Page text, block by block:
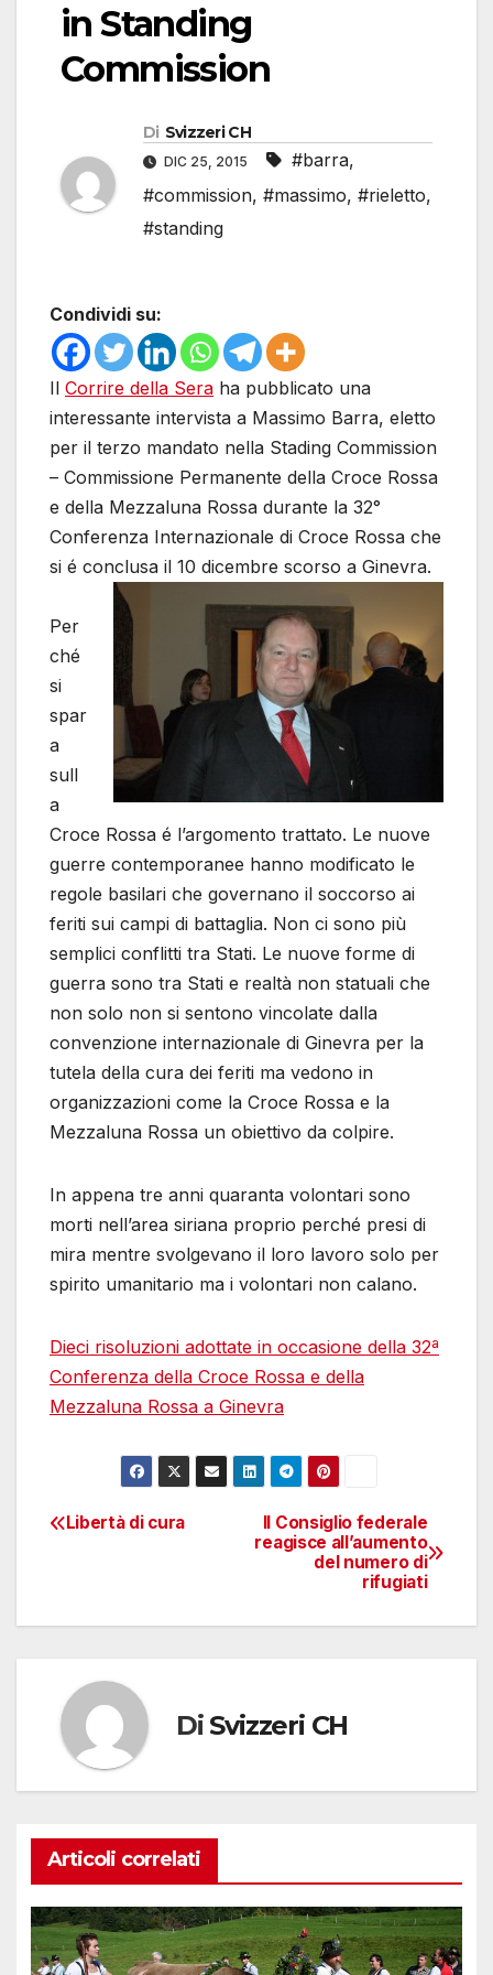
in Standing
Commission
Di Svizzeri CH
DIC 25, 2015 #barra,
#commission, #massimo, #rieletto,
#standing
Condividi su:
Il Corrire della Sera ha pubblicato una
interessante intervista a Massimo Barra, eletto
per il terzo mandato nella Stading Commission
– Commissione Permanente della Croce Rossa
e della Mezzaluna Rossa durante la 32°
Conferenza Internazionale di Croce Rossa che
si é conclusa il 10 dicembre scorso a Ginevra.
Per
ché
si
spar
a
sull
a
Croce Rossa é l’argomento trattato. Le nuove
guerre contemporanee hanno modificato le
regole basilari che governano il soccorso ai
feriti sui campi di battaglia. Non ci sono più
semplici conflitti tra Stati. Le nuove forme di
guerra sono tra Stati e realtà non statuali che
non solo non si sentono vincolate dalla
convenzione internazionale di Ginevra per la
tutela della cura dei feriti ma vedono in
organizzazioni come la Croce Rossa e la
Mezzaluna Rossa un obiettivo da colpire.
In appena tre anni quaranta volontari sono
morti nell’area siriana proprio perché presi di
mira mentre svolgevano il loro lavoro solo per
spirito umanitario ma i volontari non calano.
Dieci risoluzioni adottate in occasione della 32ª
Conferenza della Croce Rossa e della
Mezzaluna Rossa a Ginevra
Navigazione
Il Consiglio federale
reagisce all’aumento
del numero di
rifugiati
Libertà di cura
Di Svizzeri CH
Articoli correlati